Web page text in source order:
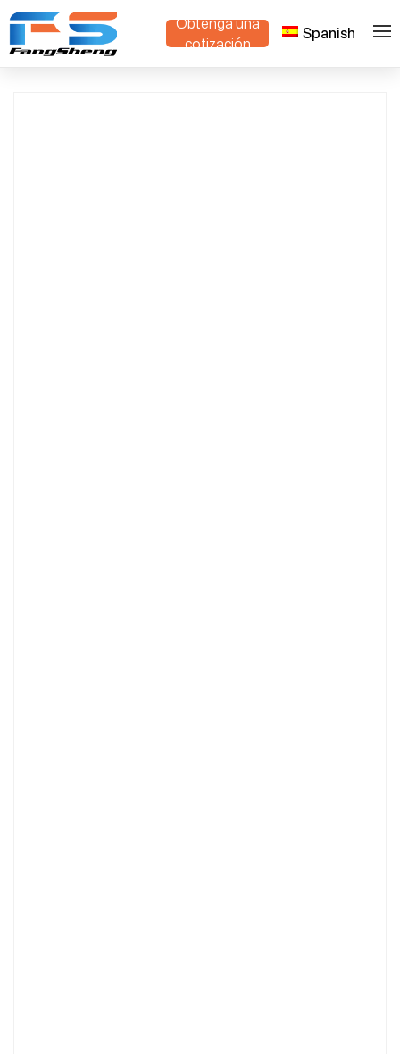
Obtenga una
cotización
Spanish
Hogar > Productos China Nursery Trolley Manufacturer